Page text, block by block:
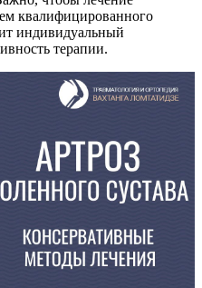
квалифицированного
индивидуальный
терапии.